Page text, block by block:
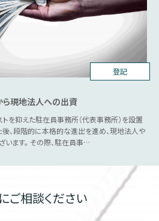
台湾ビジネス
登記
現地法人への出資
を抑えた駐在員事務所（代表事務所）を設置
後、段階的に本格的な進出を進め、現地法人や
ます。 その際、駐在員事…
ご相談ください